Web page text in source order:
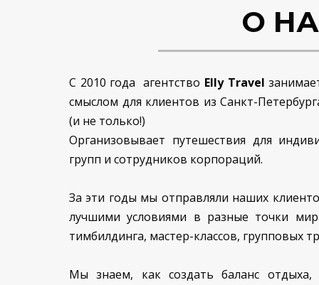
О
С 2010 года агентство Elly Travel
смыслом для клиентов из Санкт-
(и не только!)
Организовывает путешествия для
групп и сотрудников корпораций.
За эти годы мы отправляли наших
лучшими условиями в разные точки
тимбилдинга, мастер-классов, групповых
Мы знаем, как создать баланс отдыха,